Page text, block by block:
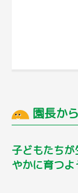
園長か
子どもたち
やかに育つよ